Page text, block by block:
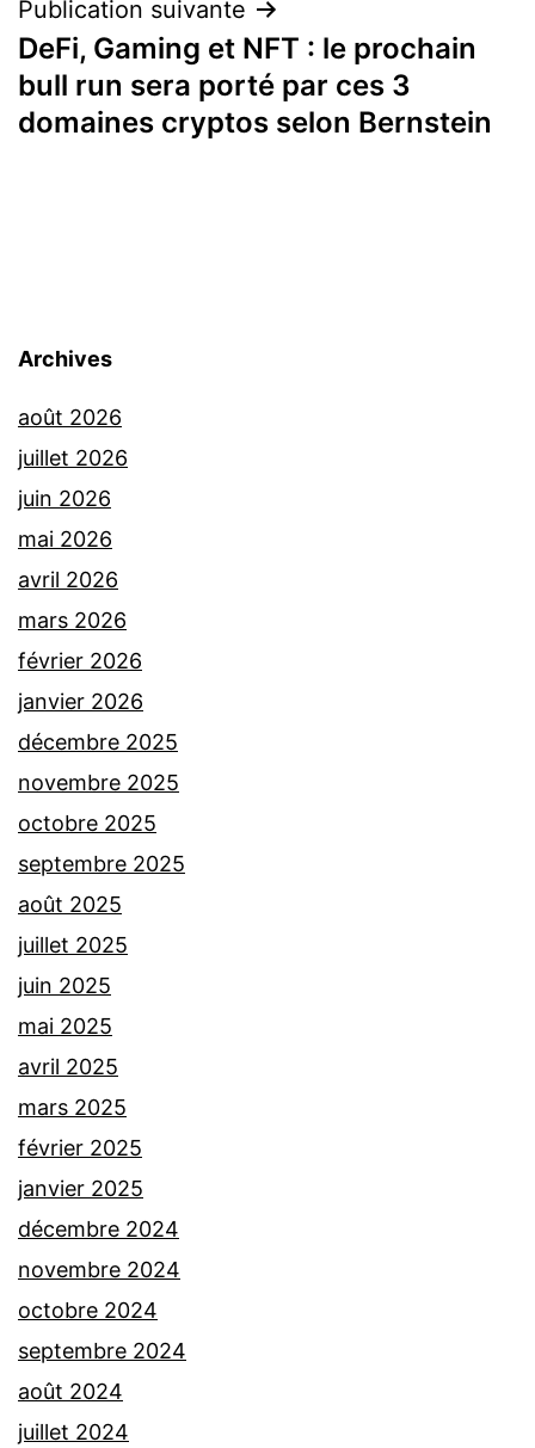
Publication suivante
DeFi, Gaming et NFT : le prochain
bull run sera porté par ces 3
domaines cryptos selon Bernstein
Archives
août 2026
juillet 2026
juin 2026
mai 2026
avril 2026
mars 2026
février 2026
janvier 2026
décembre 2025
novembre 2025
octobre 2025
septembre 2025
août 2025
juillet 2025
juin 2025
mai 2025
avril 2025
mars 2025
février 2025
janvier 2025
décembre 2024
novembre 2024
octobre 2024
septembre 2024
août 2024
juillet 2024